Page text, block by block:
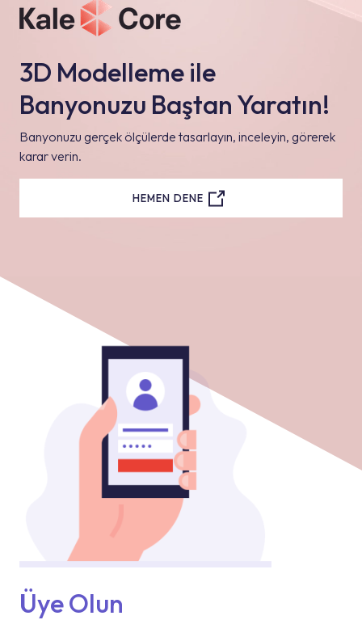
3D Modelleme ile
Banyonuzu Baştan Yaratın!
Banyonuzu gerçek ölçülerde tasarlayın, inceleyin, görerek
karar verin.
HEMEN DENE
Üye Olun